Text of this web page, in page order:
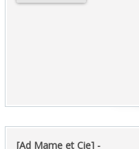
‎[Ad Mame et Cie] - ‎